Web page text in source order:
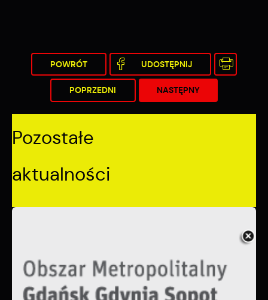
POWRÓT UDOSTĘPNIJ
POPRZEDNI NASTĘPNY
Pozostałe
aktualności